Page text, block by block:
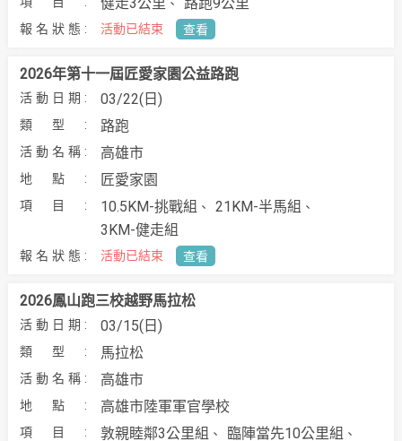
活動已結束 查看
03/22(日)
路跑
高雄市
2026年第十一屆匠愛家園公益路跑
匠愛家園
10.5KM-挑戰組
21KM-半馬組
3KM-健走組
活動已結束 查看
03/15(日)
馬拉松
高雄市
2026鳳山跑三校越野馬拉松
高雄市陸軍軍官學校
敦親睦鄰3公里組
臨陣當先10公里組